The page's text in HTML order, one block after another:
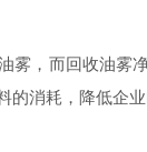
，而回收油雾净
消耗，降低企业